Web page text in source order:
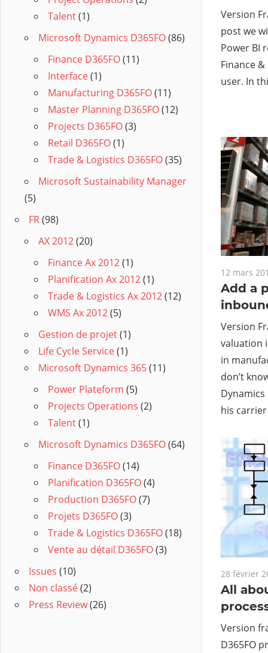
Version
post we
Power BI
Finance
user. In
12 mars
Add a
Version
valuation
in
don’t
his
28 février
All
Version
D365FO
Talent(1)
Microsoft Dynamics D365FO(86)
Finance D365FO(11)
Interface(1)
Manufacturing D365FO(11)
Master Planning D365FO(12)
Projects D365FO(3)
Retail D365FO(1)
Trade & Logistics D365FO(35)
Microsoft Sustainability Manager
(5)
FR(98)
AX 2012(20)
Finance Ax 2012(1)
Planification Ax 2012(1)
Trade & Logistics Ax 2012(12)
WMS Ax 2012(5)
Gestion de projet(1)
Life Cycle Service(1)
Microsoft Dynamics 365(11)
Power Plateform (5)
Projects Operations (2)
Talent(1)
Microsoft Dynamics D365FO(64)
Finance D365FO(14)
Planification D365FO(4)
Production D365FO(7)
Projets D365FO(3)
Trade & Logistics D365FO(18)
Vente au détail D365FO(3)
Issues (10)
Non classé(2)
Press Review(26)